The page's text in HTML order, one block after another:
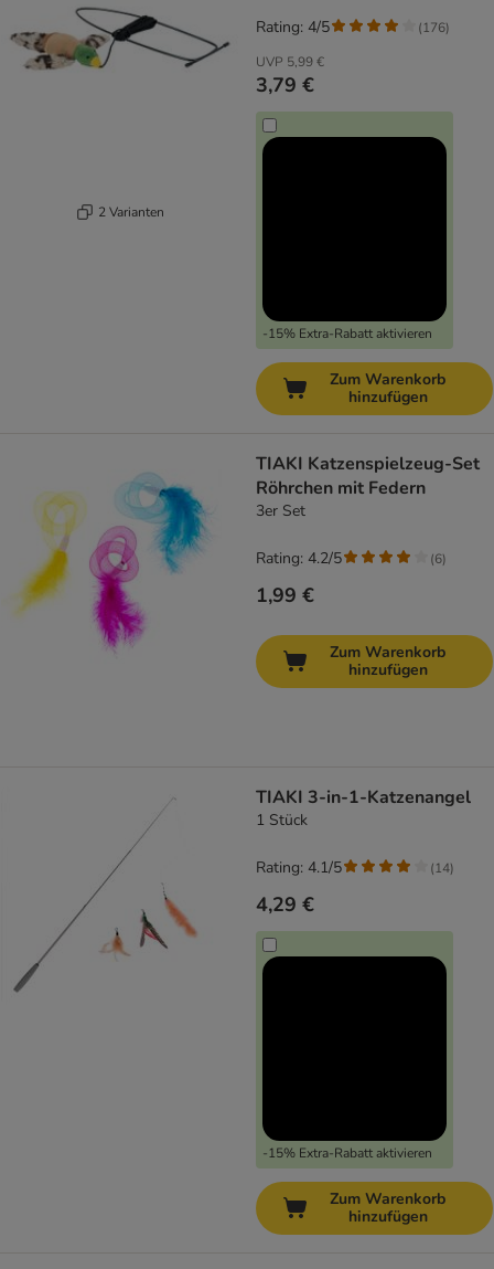
2 Varianten
UVP 5,99 €
3,79 €
-15% Extra-Rabatt aktivieren
Rating: 4/5 (176)
Zum Warenkorb
hinzufügen
TIAKI Katzenspielzeug-Set
Röhrchen mit Federn
3er Set
1,99 €
Rating: 4.2/5 (6)
Zum Warenkorb
hinzufügen
TIAKI 3-in-1-Katzenangel
1 Stück
4,29 €
-15% Extra-Rabatt aktivieren
Rating: 4.1/5 (14)
Zum Warenkorb
hinzufügen